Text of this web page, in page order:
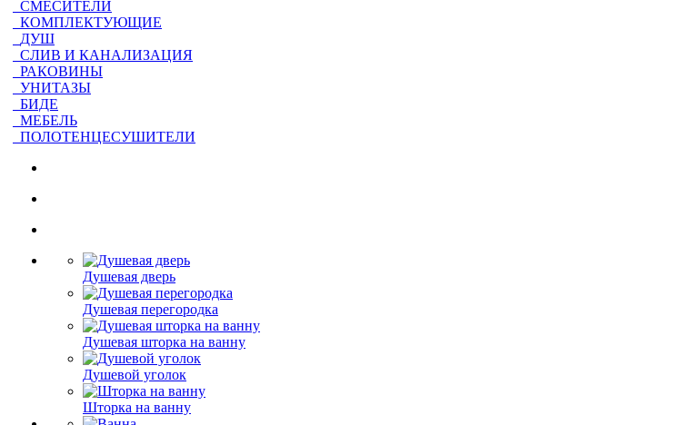
СМЕСИТЕЛИ
КОМПЛЕКТУЮЩИЕ
ДУШ
СЛИВ И КАНАЛИЗАЦИЯ
РАКОВИНЫ
УНИТАЗЫ
БИДЕ
МЕБЕЛЬ
ПОЛОТЕНЦЕСУШИТЕЛИ
Душевая дверь
Душевая перегородка
Душевая шторка на ванну
Душевой уголок
Шторка на ванну